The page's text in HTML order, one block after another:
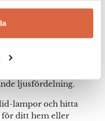
eleganta
till
kännetecknas av
ljusfördelning.
lampor och hitta
för ditt hem eller